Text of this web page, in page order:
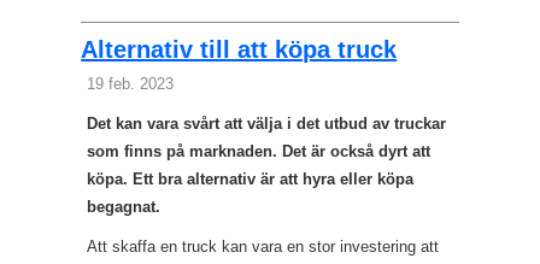
Alternativ till att köpa truck
19 feb. 2023
Det kan vara svårt att välja i det utbud av truckar
som finns på marknaden. Det är också dyrt att
köpa. Ett bra alternativ är att hyra eller köpa
begagnat.
Att skaffa en truck kan vara en stor investering att